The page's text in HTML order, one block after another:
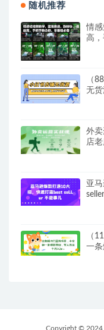
随机推荐
情
高
（
无
外
店
亚
（
一
Copyright © 2024